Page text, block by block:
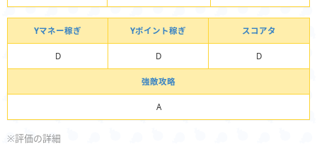
Yマネー稼ぎ Yポイント稼ぎ スコアタ
D D D
強敵攻略
A
※評価の詳細